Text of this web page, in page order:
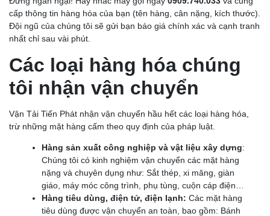
cấp thông tin hàng hóa của bạn (tên hàng, cân nặng, kích thước).
Đội ngũ của chúng tôi sẽ gửi bạn báo giá chính xác và cạnh tranh
nhất chỉ sau vài phút.
Các loại hàng hóa chúng
tôi nhận vận chuyển
Vận Tải Tiến Phát nhận vận chuyển hầu hết các loại hàng hóa,
trừ những mặt hàng cấm theo quy định của pháp luật.
Hàng sản xuất công nghiệp và vật liệu xây dựng:
Chúng tôi có kinh nghiệm vận chuyển các mặt hàng
nặng và chuyên dụng như: Sắt thép, xi măng, giàn
giáo, máy móc công trình, phụ tùng, cuộn cáp điện…
Hàng tiêu dùng, điện tử, điện lạnh: Các mặt hàng
tiêu dùng được vận chuyển an toàn, bao gồm: Bánh